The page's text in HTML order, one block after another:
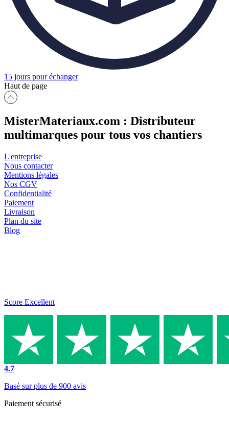
15 jours pour échanger
Haut de page
MisterMateriaux.com : Distributeur
multimarques pour tous vos chantiers
L'entreprise
Nous contacter
Mentions légales
Nos CGV
Confidentialité
Paiement
Livraison
Plan du site
Blog
Score Excellent
4.7
Basé sur plus de 900 avis
Paiement sécurisé